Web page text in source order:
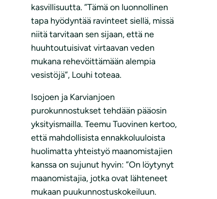
kasvillisuutta. ”Tämä on luonnollinen
tapa hyödyntää ravinteet siellä, missä
niitä tarvitaan sen sijaan, että ne
huuhtoutuisivat virtaavan veden
mukana rehevöittämään alempia
vesistöjä”, Louhi toteaa.
Isojoen ja Karvianjoen
purokunnostukset tehdään pääosin
yksityismailla. Teemu Tuovinen kertoo,
että mahdollisista ennakkoluuloista
huolimatta yhteistyö maanomistajien
kanssa on sujunut hyvin: ”On löytynyt
maanomistajia, jotka ovat lähteneet
mukaan puukunnostuskokeiluun.